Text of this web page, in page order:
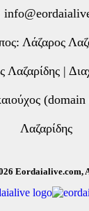
Λάζαρος
Λαζαρίδης |
Λαζαρίδης
Eordaialive.com,